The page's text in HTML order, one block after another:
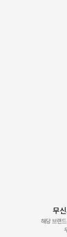
무
해당 브랜